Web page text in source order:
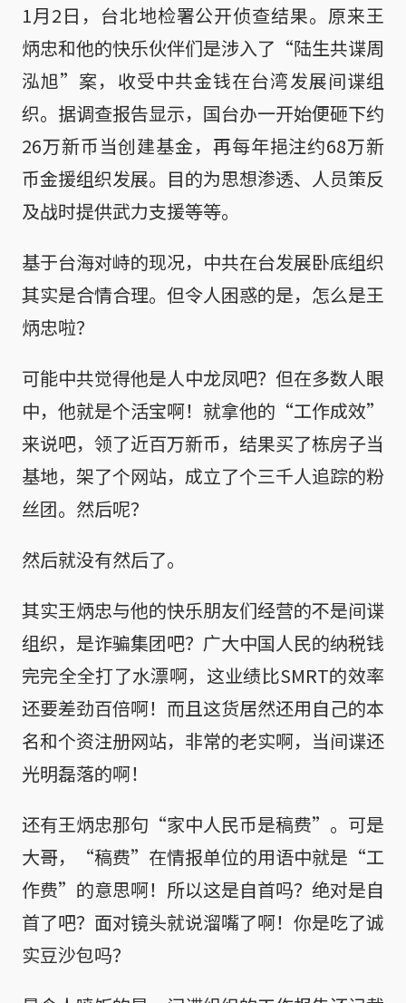
1月2日，台北地检署公开侦查结果。原来王
炳忠和他的快乐伙伴们是涉入了“陆生共谍周
泓旭”案，收受中共金钱在台湾发展间谍组
织。据调查报告显示，国台办一开始便砸下约
26万新币当创建基金，再每年挹注约68万新
币金援组织发展。目的为思想渗透、人员策反
及战时提供武力支援等等。
基于台海对峙的现况，中共在台发展卧底组织
其实是合情合理。但令人困惑的是，怎么是王
炳忠啦？
可能中共觉得他是人中龙凤吧？但在多数人眼
中，他就是个活宝啊！就拿他的“工作成效”
来说吧，领了近百万新币，结果买了栋房子当
基地，架了个网站，成立了个三千人追踪的粉
丝团。然后呢？
然后就没有然后了。
其实王炳忠与他的快乐朋友们经营的不是间谍
组织，是诈骗集团吧？广大中国人民的纳税钱
完完全全打了水漂啊，这业绩比SMRT的效率
还要差劲百倍啊！而且这货居然还用自己的本
名和个资注册网站，非常的老实啊，当间谍还
光明磊落的啊！
还有王炳忠那句“家中人民币是稿费”。可是
大哥，“稿费”在情报单位的用语中就是“工
作费”的意思啊！所以这是自首吗？绝对是自
首了吧？面对镜头就说溜嘴了啊！你是吃了诚
实豆沙包吗？